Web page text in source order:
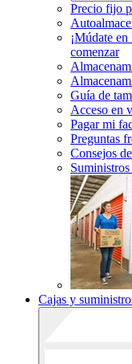
Precio fijo
¡Múdate
comenzar
Guía de
Acceso en
Pagar mi
Preguntas
Consejos
Cajas y